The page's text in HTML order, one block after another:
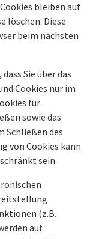
bleiben auf
löschen. Diese
beim nächsten
Sie über das
Cookies nur im
für
sowie das
Schließen des
von Cookies kann
sein.
(z.B.
auf